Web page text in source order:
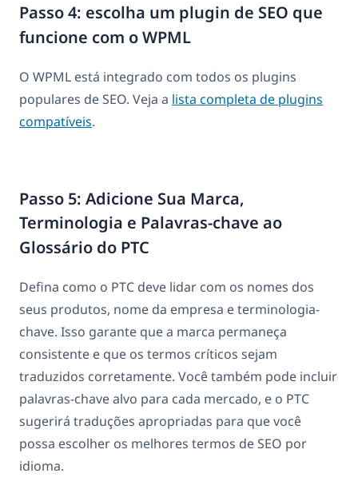
Passo 4: escolha um plugin de SEO que
funcione com o WPML
O WPML está integrado com todos os plugins
populares de SEO. Veja a lista completa de plugins
compatíveis.
Passo 5: Adicione Sua Marca,
Terminologia e Palavras-chave ao
Glossário do PTC
Defina como o PTC deve lidar com os nomes dos
seus produtos, nome da empresa e terminologia-
chave. Isso garante que a marca permaneça
consistente e que os termos críticos sejam
traduzidos corretamente. Você também pode incluir
palavras-chave alvo para cada mercado, e o PTC
sugerirá traduções apropriadas para que você
possa escolher os melhores termos de SEO por
idioma.